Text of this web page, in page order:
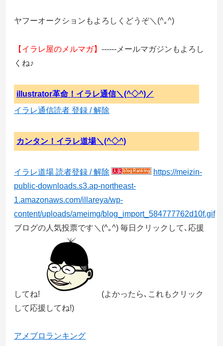
ヤフーオークションもよろしくどうぞ＼(^｡^)
【イラレ屋のメルマガ】 ------メールマガジンもよろし
くね♪
illustrator革命！イラレ通信＼(^◇^)／
イラレ通信読者 登録 / 解除
カンタン！イラレ道場＼(^◇^)
イラレ道場 読者登録 / 解除
https://meizin-
public-downloads.s3.ap-northeast-
1.amazonaws.com/illareya/wp-
content/uploads/ameimg/blog_import_584777762d10f.gif
ブログの人気投票です＼(^｡^) 毎日クリックして､応援
してね!
(よかったら､これもクリック
して応援してね!)
アメブロランキング